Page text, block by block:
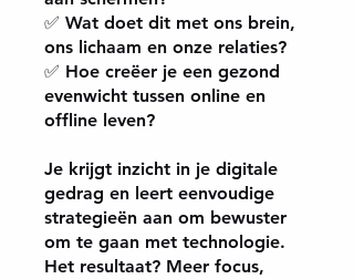
✅ Wat doet dit met ons brein,
ons lichaam en onze relaties?
✅ Hoe creëer je een gezond
evenwicht tussen online en
offline leven?
Je krijgt inzicht in je digitale
gedrag en leert eenvoudige
strategieën aan om bewuster
om te gaan met technologie.
Het resultaat? Meer focus,